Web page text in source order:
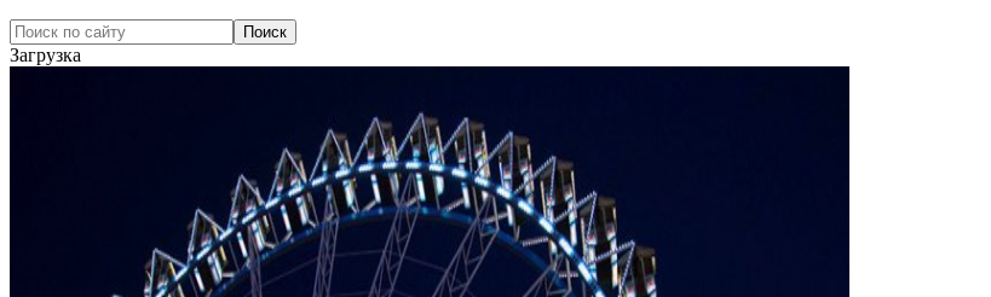
Загрузка